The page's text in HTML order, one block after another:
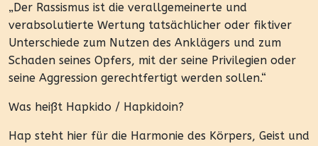
„Der Rassismus ist die verallgemeinerte und
verabsolutierte Wertung tatsächlicher oder fiktiver
Unterschiede zum Nutzen des Anklägers und zum
Schaden seines Opfers, mit der seine Privilegien oder
seine Aggression gerechtfertigt werden sollen.“
Was heißt Hapkido / Hapkidoin?
Hap steht hier für die Harmonie des Körpers, Geist und